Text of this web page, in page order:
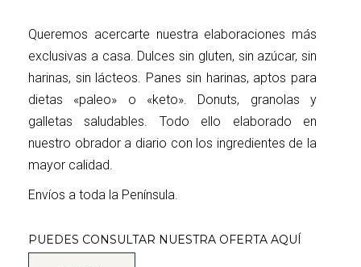
Queremos acercarte nuestra elaboraciones más
exclusivas a casa. Dulces sin gluten, sin azúcar, sin
harinas, sin lácteos. Panes sin harinas, aptos para
dietas «paleo» o «keto». Donuts, granolas y
galletas saludables. Todo ello elaborado en
nuestro obrador a diario con los ingredientes de la
mayor calidad.
Envíos a toda la Península.
PUEDES CONSULTAR NUESTRA OFERTA AQUÍ